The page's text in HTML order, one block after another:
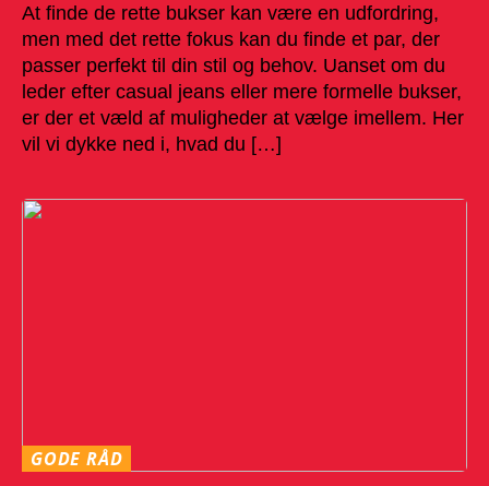
At finde de rette bukser kan være en udfordring,
men med det rette fokus kan du finde et par, der
passer perfekt til din stil og behov. Uanset om du
leder efter casual jeans eller mere formelle bukser,
er der et væld af muligheder at vælge imellem. Her
vil vi dykke ned i, hvad du […]
GODE RÅD